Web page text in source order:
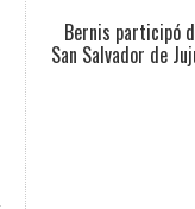
Bernis participó
San Salvador de